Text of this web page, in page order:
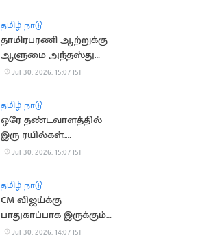
பர்வேஸ் தகவல்
தமிழ் நாடு
தாமிரபரணி ஆற்றுக்கு
ஆளுமை அந்தஸ்து
வழங்கிய நீதிமன்றம்
Jul 30, 2026, 15:07 IST
தமிழ் நாடு
ஒரே தண்டவாளத்தில்
இரு ரயில்கள்..
சென்னை எழும்பூரில்
Jul 30, 2026, 15:07 IST
தமிழ் நாடு
CM விஜய்க்கு
பாதுகாப்பாக இருக்கும்
காவலர்கள் 11 பேருக்கு
Jul 30, 2026, 14:07 IST